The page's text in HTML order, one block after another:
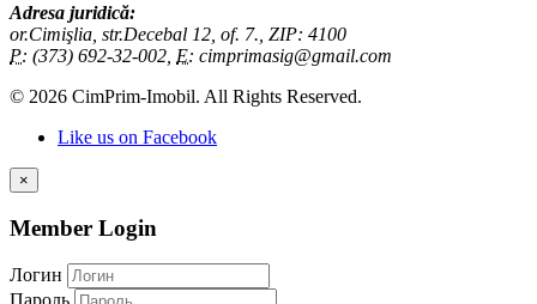
Adresa juridică:
or.Cimişlia, str.Decebal 12, of. 7., ZIP: 4100
P: (373) 692-32-002, E: cimprimasig@gmail.com
© 2026 CimPrim-Imobil. All Rights Reserved.
Like us on Facebook
×
Member Login
Логин